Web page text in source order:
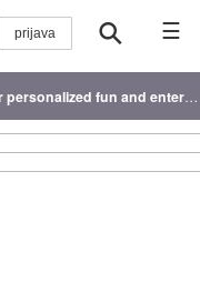
☰
fun and entertainment